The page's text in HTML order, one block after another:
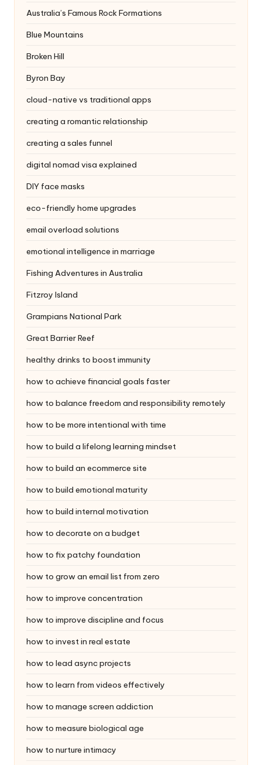
Australia’s Famous Rock Formations
Blue Mountains
Broken Hill
Byron Bay
cloud-native vs traditional apps
creating a romantic relationship
creating a sales funnel
digital nomad visa explained
DIY face masks
eco-friendly home upgrades
email overload solutions
emotional intelligence in marriage
Fishing Adventures in Australia
Fitzroy Island
Grampians National Park
Great Barrier Reef
healthy drinks to boost immunity
how to achieve financial goals faster
how to balance freedom and responsibility remotely
how to be more intentional with time
how to build a lifelong learning mindset
how to build an ecommerce site
how to build emotional maturity
how to build internal motivation
how to decorate on a budget
how to fix patchy foundation
how to grow an email list from zero
how to improve concentration
how to improve discipline and focus
how to invest in real estate
how to lead async projects
how to learn from videos effectively
how to manage screen addiction
how to measure biological age
how to nurture intimacy